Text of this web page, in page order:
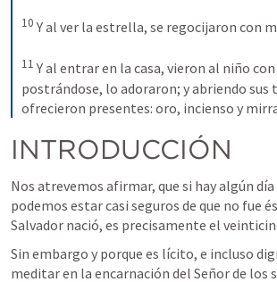
10 Y al ver la estrella, se regocijaron con
11 Y al entrar en la casa, vieron al niño
postrándose, lo adoraron; y abriendo sus
ofrecieron presentes: oro, incienso y
INTRODUCCIÓN
Nos atrevemos afirmar, que si hay algún
podemos estar casi seguros de que no fue
Salvador nació, es precisamente el
Sin embargo y porque es lícito, e incluso
meditar en la encarnación del Señor de los